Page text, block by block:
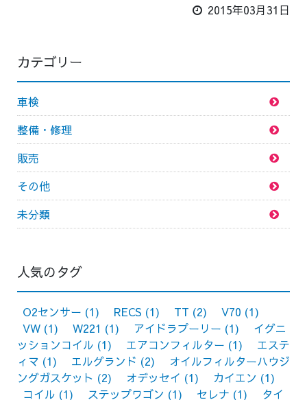
2015年03月31日
カテゴリー
車検
整備・修理
販売
その他
未分類
人気のタグ
O2センサー (1) RECS (1) TT (2) V70 (1)
VW (1) W221 (1) アイドラプーリー (1)
イグニ
ッションコイル (1) エアコンフィルター (1)
エステ
ィマ (1) エルグランド (2)
オイルフィルターハウジ
ングガスケット (2) オデッセイ (1) カイエン (1)
コイル (1) ステップワゴン (1) セレナ (1)
タイ